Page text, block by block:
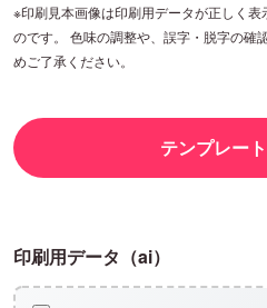
※印刷見本画像は印刷用データが正しく
のです。 色味の調整や、誤字・脱字の確
めご了承ください。
テンプレー
印刷用データ（ai）